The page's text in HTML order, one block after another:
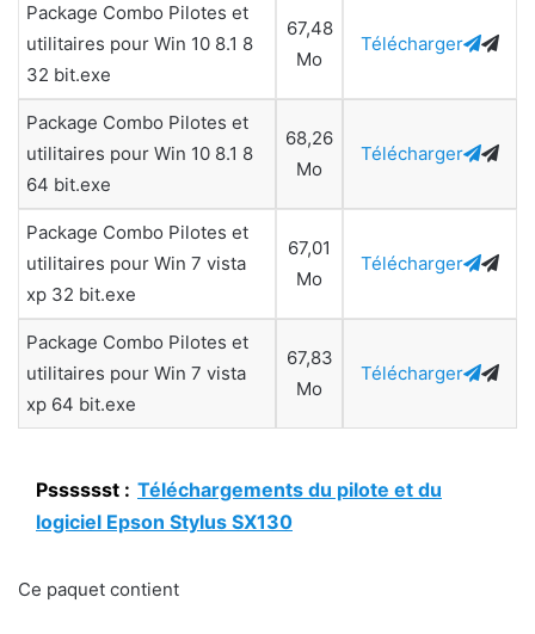
Package Combo Pilotes et
utilitaires pour Win 10 8.1 8
32 bit.exe
67,48
Mo
Télécharger
Package Combo Pilotes et
utilitaires pour Win 10 8.1 8
64 bit.exe
68,26
Mo
Télécharger
Package Combo Pilotes et
utilitaires pour Win 7 vista
xp 32 bit.exe
67,01
Mo
Télécharger
Package Combo Pilotes et
utilitaires pour Win 7 vista
xp 64 bit.exe
67,83
Mo
Télécharger
Psssssst : Téléchargements du pilote et du
logiciel Epson Stylus SX130
Ce paquet contient